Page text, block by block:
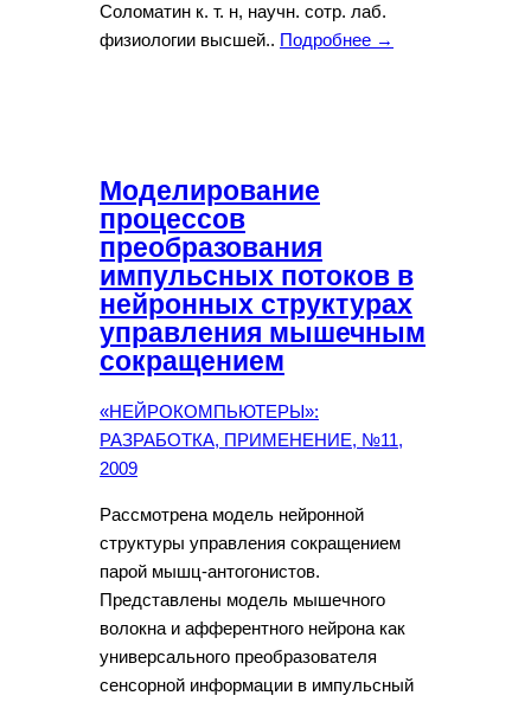
Соломатин к. т. н, научн. сотр. лаб.
физиологии высшей.. Подробнее →
Моделирование
процессов
преобразования
импульсных потоков в
нейронных структурах
управления мышечным
сокращением
«НЕЙРОКОМПЬЮТЕРЫ»:
РАЗРАБОТКА, ПРИМЕНЕНИЕ, №11,
2009
Рассмотрена модель нейронной
структуры управления сокращением
парой мышц-антогонистов.
Представлены модель мышечного
волокна и афферентного нейрона как
универсального преобразователя
сенсорной информации в импульсный